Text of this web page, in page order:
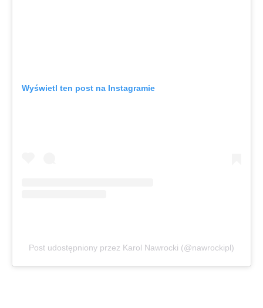
Wyświetl ten post na Instagramie
Post udostępniony przez Karol Nawrocki (@nawrockipl)